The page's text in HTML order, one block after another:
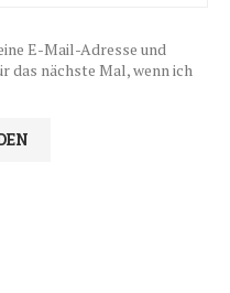
E-Mail-Adresse und
das nächste Mal, wenn ich